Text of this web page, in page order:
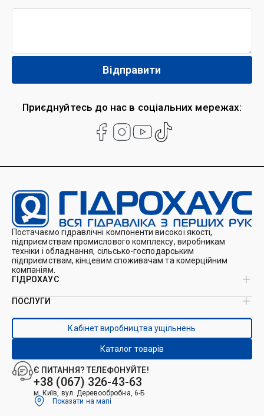
Приєднуйтесь до нас в соціальних мережах:
Постачаємо гідравлічні компоненти високої якості,
підприємствам промислового комплексу, виробникам
техніки і обладнання, сільсько-господарським
підприємствам, кінцевим споживачам та комерційним
компаніям.
Є ПИТАННЯ? ТЕЛЕФОНУЙТЕ!
+38 (067) 326-43-63
м. Київ, вул. Деревообробна, 6-Б
Показати на мапі
ГІДРОХАУС
Про нас
Каталоги
Контакти
ПОСЛУГИ
Виробництво ущільнень
Виробництво гідроциліндрів
Ремонт гідроциліндрів
Ремонт і виготовлення РВТ
Ремонт техніки
Гідрофікація авто
Кабінет виробництва ущільнень
Каталог товарів